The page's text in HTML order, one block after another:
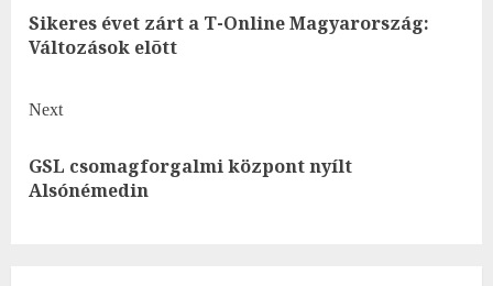
navigation
Sikeres évet zárt a T-Online Magyarország:
Változások elõtt
Next
Next
post:
GSL csomagforgalmi központ nyílt
Alsónémedin